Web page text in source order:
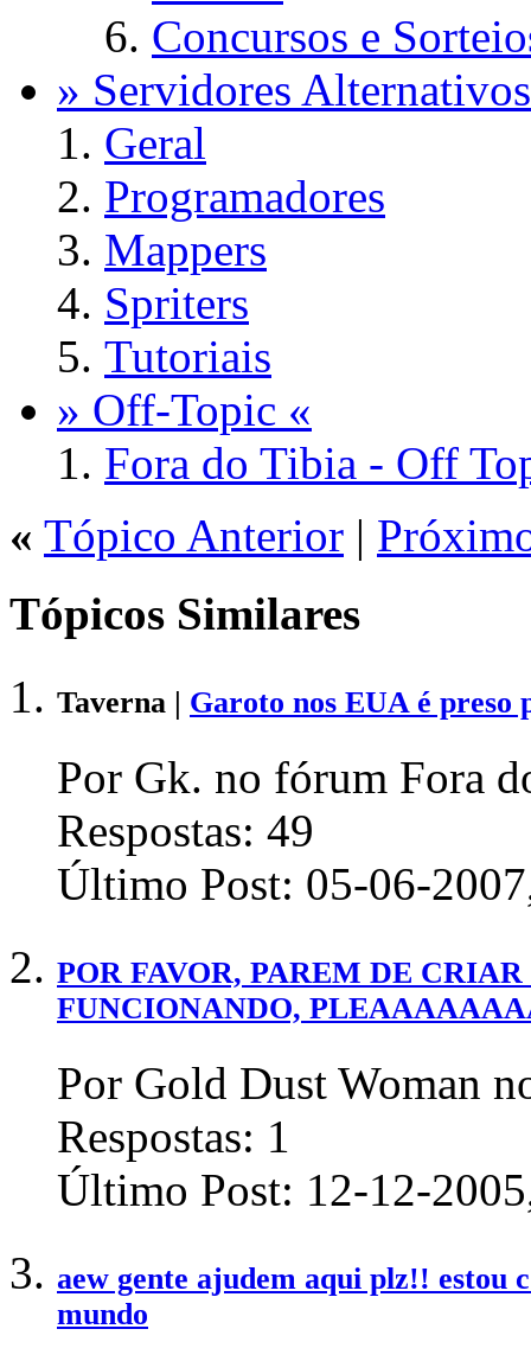
Concursos e
» Servidores
Geral
Programadores
Mappers
Spriters
Tutoriais
» Off-Topic «
Fora do Tibia - Off
« Tópico Anterior |
Tópicos Similares
Taverna | Garoto nos EUA é
Por Gk. no fórum Fora
Respostas: 49
Último Post: 05-06-
POR FAVOR, PAREM DE
FUNCIONANDO,
Por Gold Dust Woman
Respostas: 1
Último Post: 12-12-
aew gente ajudem aqui plz!! estou
mundo